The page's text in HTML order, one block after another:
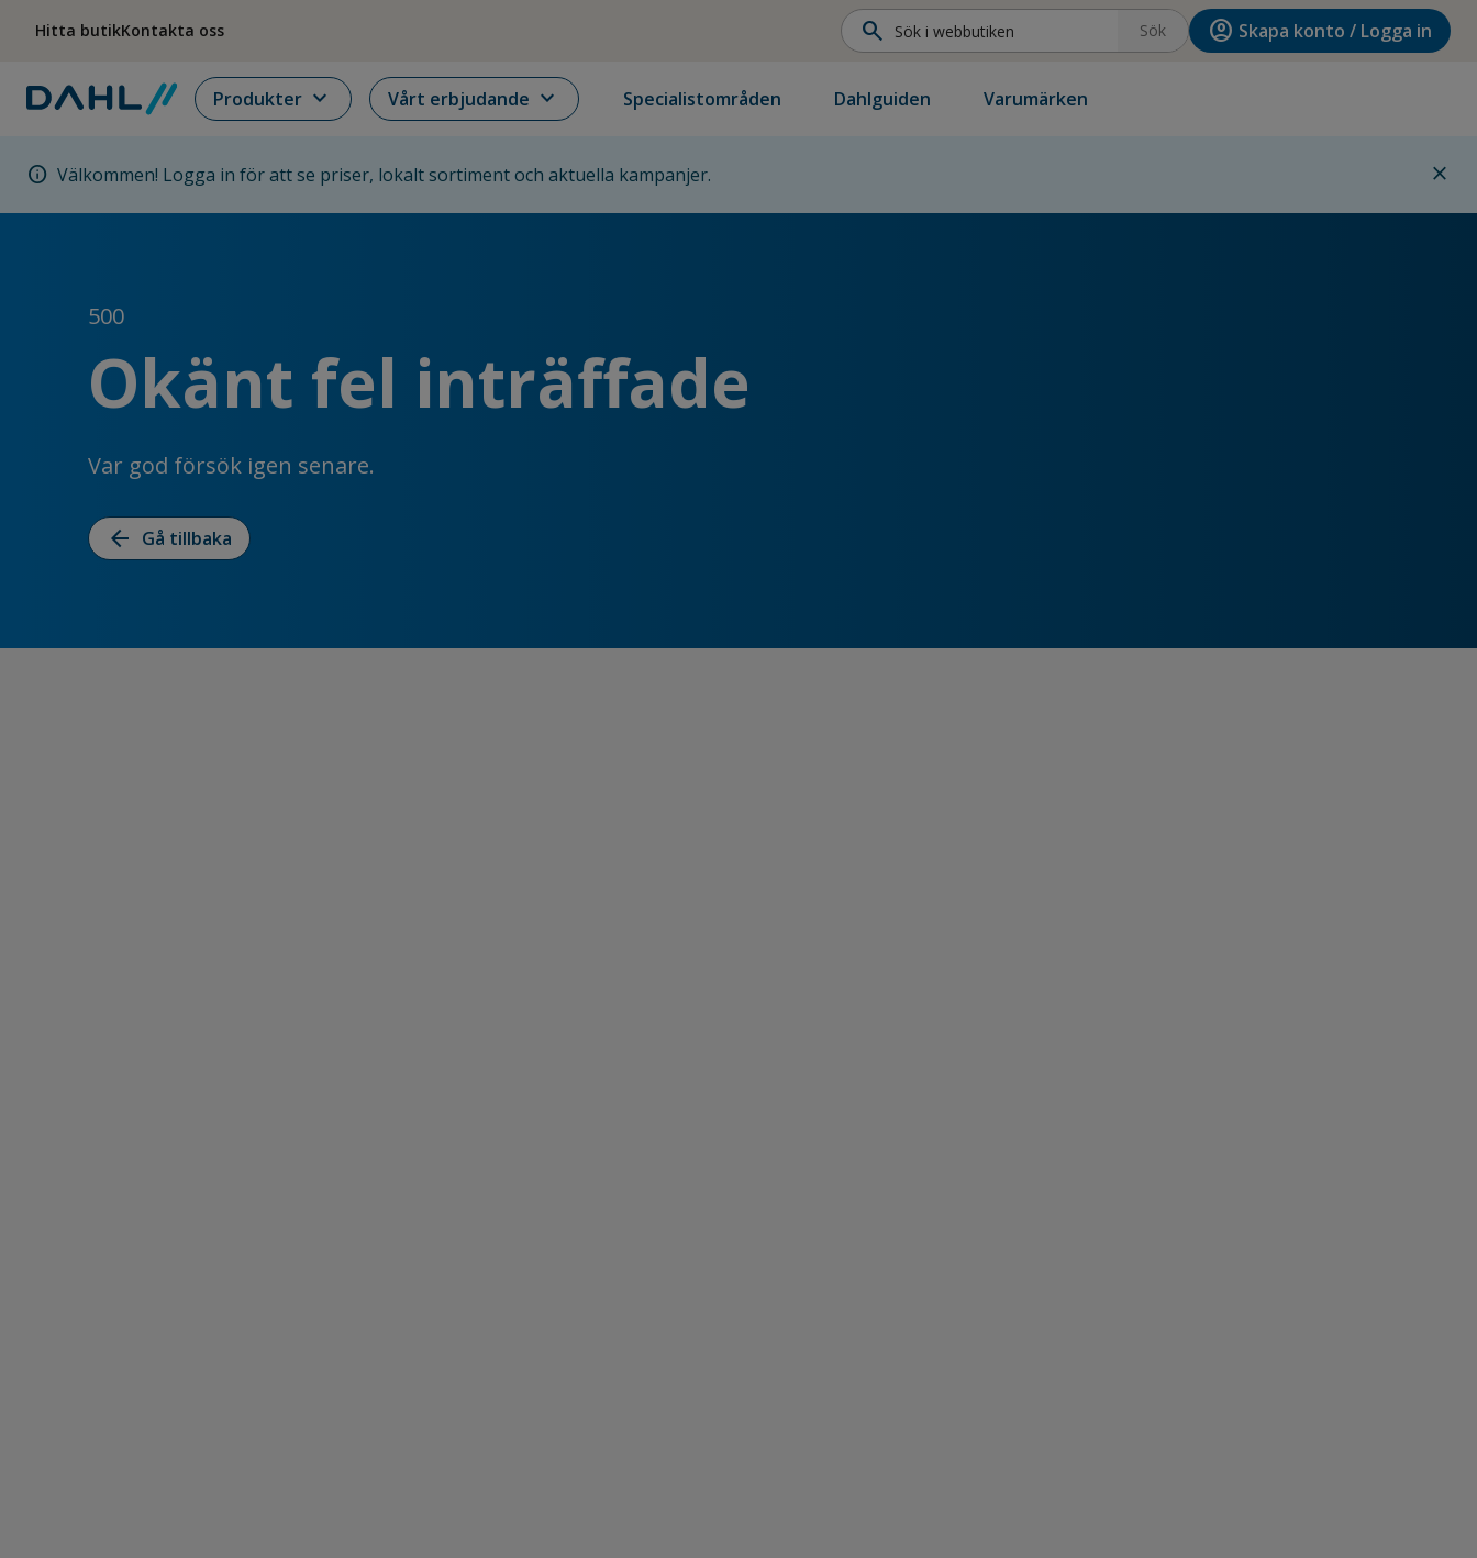
Hitta butikKontakta oss search Sök account_circle Skapa konto / Logga in
Produkter expand_more Vårt erbjudande expand_more Specialistområden Dahlguiden Varumärken
info Välkommen! Logga in för att se priser, lokalt sortiment och aktuella kampanjer. close
500
Okänt fel inträffade
Var god försök igen senare.
arrow_back Gå tillbaka